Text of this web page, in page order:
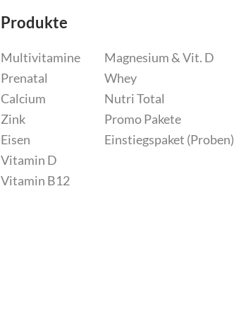
Produkte
Multivitamine
Prenatal
Calcium
Zink
Eisen
Vitamin D
Vitamin B12
Magnesium & Vit. D
Whey
Nutri Total
Promo Pakete
Einstiegspaket (Proben)